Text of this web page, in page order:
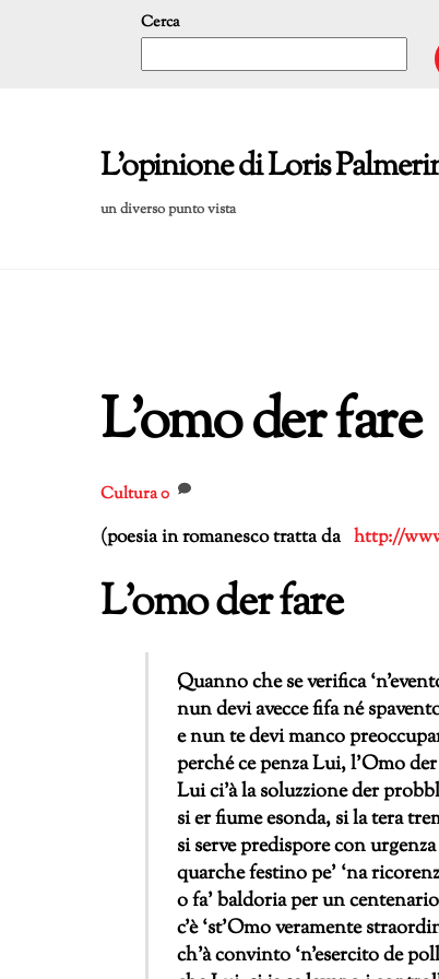
Cerca
L'opinione di Loris
un diverso punto vista
L’omo der fare
Cultura0
(poesia in romanesco tratta da http://
L’omo der fare
Quanno che se verifica
nun devi avecce fifa né
e nun te devi manco
perché ce penza Lui, l’Omo
Lui ci’à la soluzzione der
si er fiume esonda, si la tera
si serve predispore con urgenza
quarche festino pe’ ‘na
o fa’ baldoria per un centenario
c’è ‘st’Omo veramente
ch’à convinto ‘n’esercito de